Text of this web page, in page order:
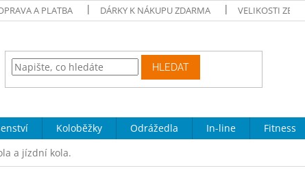
A PLATBA DÁRKY K NÁKUPU ZDARMA VELIKOSTI ZBOŽÍ
HLEDAT
Koloběžky Odrážedla In-line Fitness
a jízdní kola.